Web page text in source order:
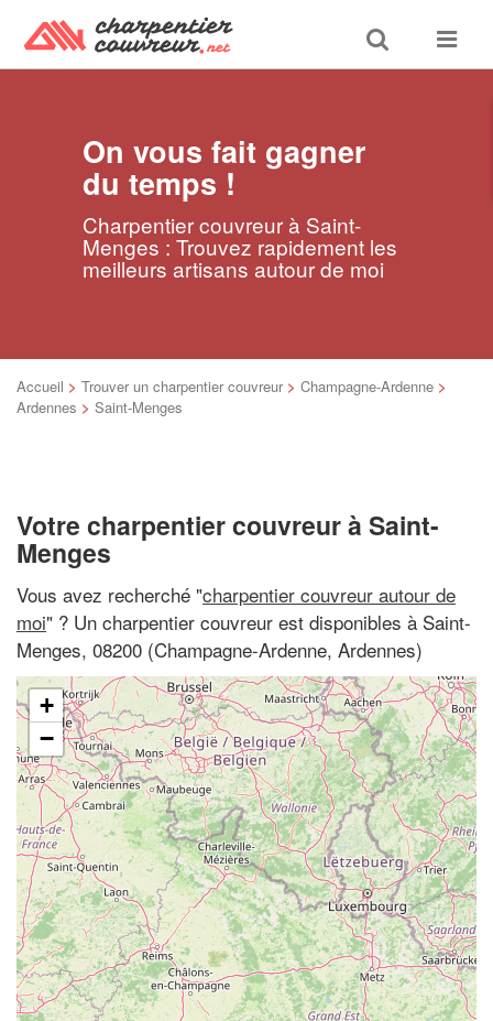
Toggle
search
Toggle
On vous fait gagner
du temps !
Charpentier couvreur à Saint-
Menges : Trouvez rapidement les
meilleurs artisans autour de moi
Accueil > Trouver un charpentier couvreur > Champagne-Ardenne >
Ardennes > Saint-Menges
Votre charpentier couvreur à Saint-
Menges
Vous avez recherché "charpentier couvreur autour de
moi" ? Un charpentier couvreur est disponibles à Saint-
Menges, 08200 (Champagne-Ardenne, Ardennes)
+
−